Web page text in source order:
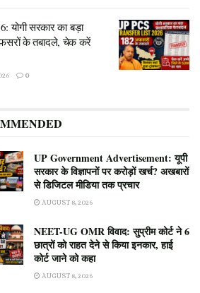
योगी सरकार का बड़ा
के तबादले, चेक करें
0
UP Government Advertisement: यूपी
सरकार के विज्ञापनों पर करोड़ों खर्च? अखबारों
से डिजिटल मीडिया तक प्रचार
AUGUST 8, 2026
NEET-UG OMR विवाद: सुप्रीम कोर्ट ने 6
छात्रों को राहत देने से किया इनकार, हाई
कोर्ट जाने को कहा
AUGUST 8, 2026